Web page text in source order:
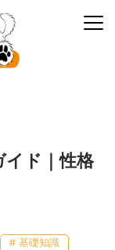
イド｜性格
# 基礎知識